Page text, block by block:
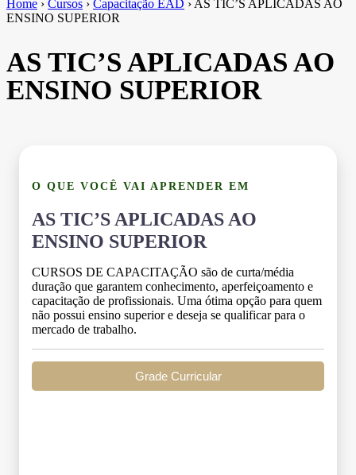
Home › Cursos › Capacitação EAD › AS TIC’S APLICADAS AO
ENSINO SUPERIOR
AS TIC’S APLICADAS AO
ENSINO SUPERIOR
O QUE VOCÊ VAI APRENDER EM
AS TIC’S APLICADAS AO
ENSINO SUPERIOR
CURSOS DE CAPACITAÇÃO são de curta/média
duração que garantem conhecimento, aperfeiçoamento e
capacitação de profissionais. Uma ótima opção para quem
não possui ensino superior e deseja se qualificar para o
mercado de trabalho.
Grade Curricular